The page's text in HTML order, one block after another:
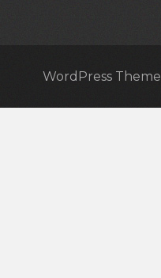
WordPress Theme